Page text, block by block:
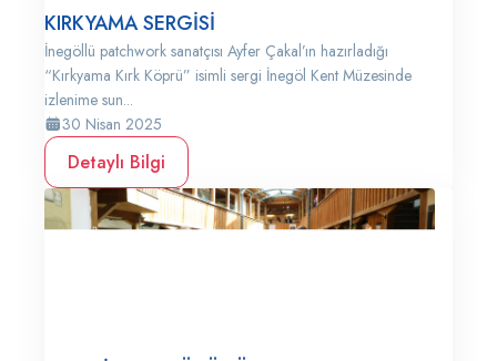
KIRKYAMA SERGİSİ
İnegöllü patchwork sanatçısı Ayfer Çakal’ın hazırladığı
“Kırkyama Kırk Köprü” isimli sergi İnegöl Kent Müzesinde
izlenime sun...
30 Nisan 2025
Detaylı Bilgi